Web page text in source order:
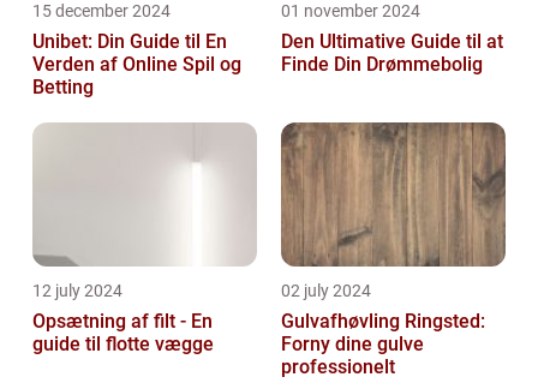
15 december 2024
Unibet: Din Guide til En
Verden af Online Spil og
Betting
01 november 2024
Den Ultimative Guide til at
Finde Din Drømmebolig
12 july 2024
Opsætning af filt - En
guide til flotte vægge
02 july 2024
Gulvafhøvling Ringsted:
Forny dine gulve
professionelt